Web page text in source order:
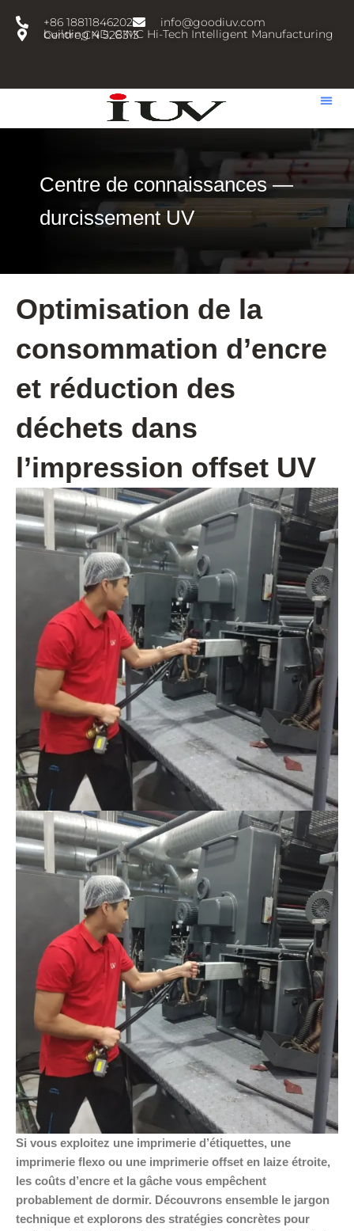
+86 18811846202
info@goodiuv.com
building 4D, CIMC Hi-Tech Intelligent Manufacturing Centre,CN 528313
Centre de connaissances —
durcissement UV
Optimisation de la
consommation d’encre
et réduction des
déchets dans
l’impression offset UV
Si vous exploitez une imprimerie d’étiquettes, une
imprimerie flexo ou une imprimerie offset en laize étroite,
les coûts d’encre et la gâche vous empêchent
probablement de dormir. Découvrons ensemble le jargon
technique et explorons des stratégies concrètes pour